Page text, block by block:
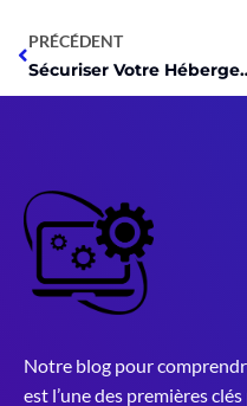
PRÉCÉDENT
Sécuriser Votre
Notre blog pour
est l’une des premières